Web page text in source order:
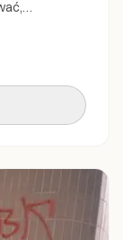
zawołały.
Shroom:
Farma
[…]